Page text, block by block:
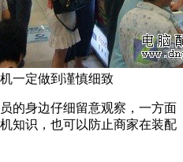
一定做到谨慎细致
的身边仔细留意观察，一方面
知识，也可以防止商家在装配